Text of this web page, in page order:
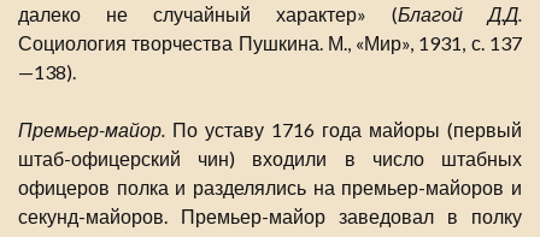
далеко не случайный характер» (Благой Д.Д.
Социология творчества Пушкина. М., «Мир», 1931, с. 137
—138).
Премьер-майор. По уставу 1716 года майоры (первый
штаб-офицерский чин) входили в число штабных
офицеров полка и разделялись на премьер-майоров и
секунд-майоров. Премьер-майор заведовал в полку